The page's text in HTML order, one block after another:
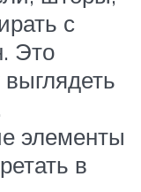
с
Это
элементы
в